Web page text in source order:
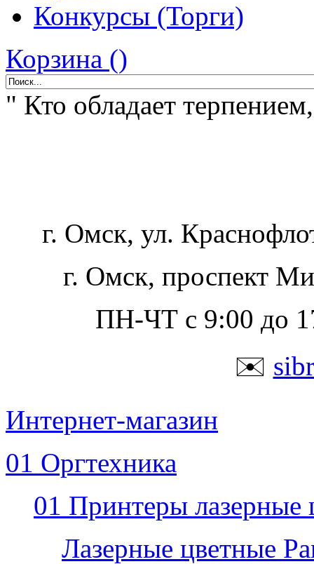
Конкурсы (Торги)
Корзина ()
" Кто обладает
г. Омск, ул.
г. Омск, проспект
ПН-ЧТ с 9:00 до
✉️
Интернет-магазин
01 Оргтехника
01 Принтеры лазерные
Лазерные цветные